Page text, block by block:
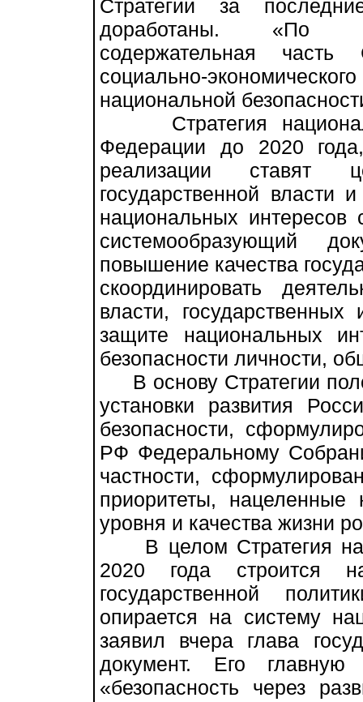
Стратегии за
доработаны. «По
содержательная часть
социально-
национальной
Стратегия
Федерации до 2020
реализации ставят
государственной власти
национальных интересов
системообразующий
повышение качества
скоординировать
власти,
защите национальных
безопасности личности,
В основу Стратегии
установки развития
безопасности,
РФ Федеральному
частности,
приоритеты,
уровня и качества жизни
В целом Стратегия
2020 года строится
государственной
опирается на систему
заявил вчера глава
документ. Его
«безопасность через